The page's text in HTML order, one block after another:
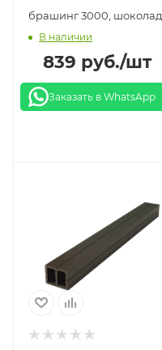
брашинг 3000, шоколад
В наличии
839 руб./шт
Заказать в WhatsApp